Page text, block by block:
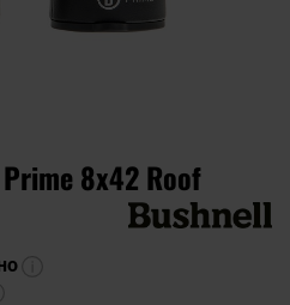
8x42 Roof